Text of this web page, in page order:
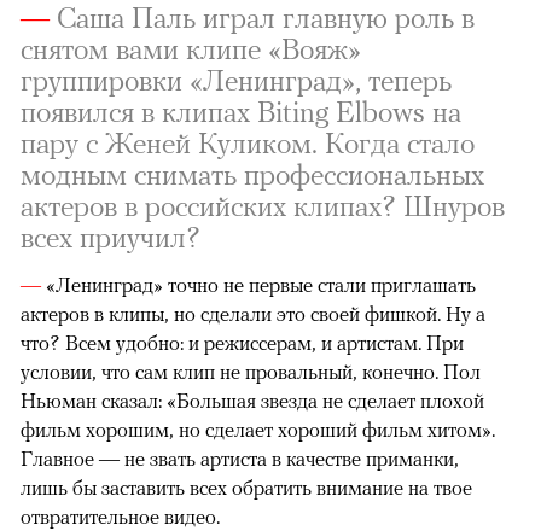
—Саша Паль играл главную роль в
снятом вами клипе «Вояж»
группировки «Ленинград», теперь
появился в клипах Biting Elbows на
пару с Женей Куликом. Когда стало
модным снимать профессиональных
актеров в российских клипах? Шнуров
всех приучил?
— «Ленинград» точно не первые стали приглашать
актеров в клипы, но сделали это своей фишкой. Ну а
что? Всем удобно: и режиссерам, и артистам. При
условии, что сам клип не провальный, конечно. Пол
Ньюман сказал: «Большая звезда не сделает плохой
фильм хорошим, но сделает хороший фильм хитом».
Главное — не звать артиста в качестве приманки,
лишь бы заставить всех обратить внимание на твое
отвратительное видео.